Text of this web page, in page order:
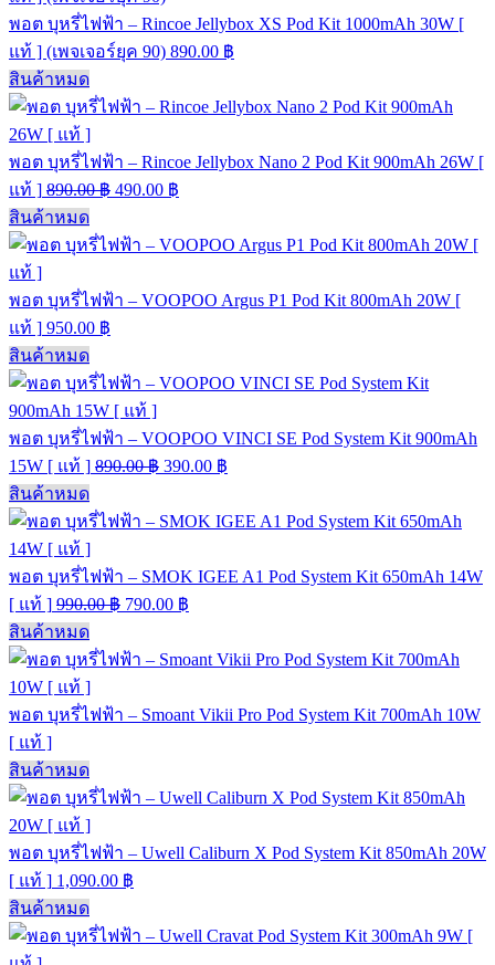
พอต บุหรี่ไฟฟ้า – Rincoe Jellybox XS Pod Kit 1000mAh 30W [
แท้ ] (เพจเจอร์ยุค 90) 890.00 ฿
สินค้าหมด
พอต บุหรี่ไฟฟ้า – Rincoe Jellybox Nano 2 Pod Kit 900mAh 26W [
แท้ ] 890.00฿ 490.00 ฿
สินค้าหมด
พอต บุหรี่ไฟฟ้า – VOOPOO Argus P1 Pod Kit 800mAh 20W [
แท้ ] 950.00 ฿
สินค้าหมด
พอต บุหรี่ไฟฟ้า – VOOPOO VINCI SE Pod System Kit 900mAh
15W [ แท้ ] 890.00฿ 390.00 ฿
สินค้าหมด
พอต บุหรี่ไฟฟ้า – SMOK IGEE A1 Pod System Kit 650mAh 14W
[ แท้ ] 990.00฿ 790.00 ฿
สินค้าหมด
พอต บุหรี่ไฟฟ้า – Smoant Vikii Pro Pod System Kit 700mAh 10W
[ แท้ ]
สินค้าหมด
พอต บุหรี่ไฟฟ้า – Uwell Caliburn X Pod System Kit 850mAh 20W
[ แท้ ] 1,090.00 ฿
สินค้าหมด